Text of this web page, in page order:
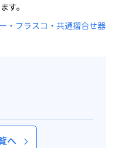
す。
・フラスコ・共通摺合せ器
へ